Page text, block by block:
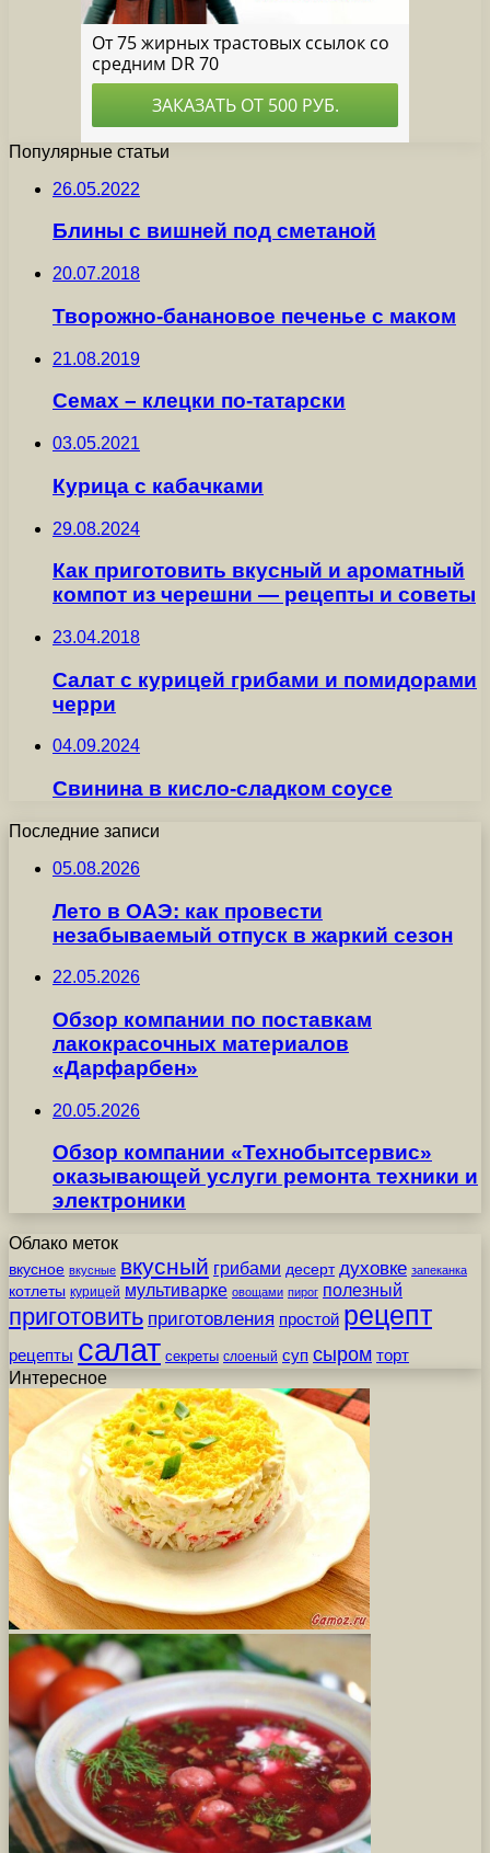
Популярные статьи
26.05.2022
Блины с вишней под сметаной
20.07.2018
Творожно-банановое печенье с маком
21.08.2019
Семах – клецки по-татарски
03.05.2021
Курица с кабачками
29.08.2024
Как приготовить вкусный и ароматный
компот из черешни — рецепты и советы
23.04.2018
Салат с курицей грибами и помидорами
черри
04.09.2024
Свинина в кисло-сладком соусе
Последние записи
05.08.2026
Лето в ОАЭ: как провести
незабываемый отпуск в жаркий сезон
22.05.2026
Обзор компании по поставкам
лакокрасочных материалов
«Дарфарбен»
20.05.2026
Обзор компании «Технобытсервис»
оказывающей услуги ремонта техники и
электроники
Облако меток
вкусное вкусные вкусный грибами десерт духовке запеканка
котлеты курицей мультиварке овощами пирог полезный
приготовить приготовления простой рецепт
рецепты салат секреты слоеный суп сыром торт
Интересное